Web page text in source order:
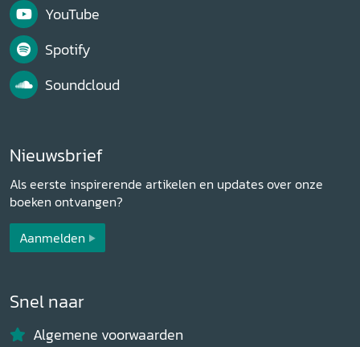
YouTube
Spotify
Soundcloud
Nieuwsbrief
Als eerste inspirerende artikelen en updates over onze
boeken ontvangen?
Aanmelden
Snel naar
Algemene voorwaarden